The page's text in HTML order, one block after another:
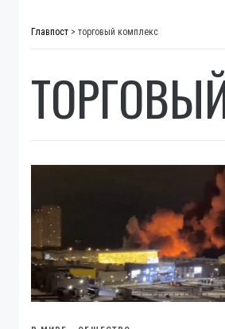
Главпост > торговый комплекс